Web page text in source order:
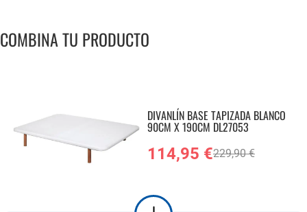
COMBINA TU PRODUCTO
DIVANLÍN BASE TAPIZADA BLANCO
90CM X 190CM DL27053
114,95 €229,90 €